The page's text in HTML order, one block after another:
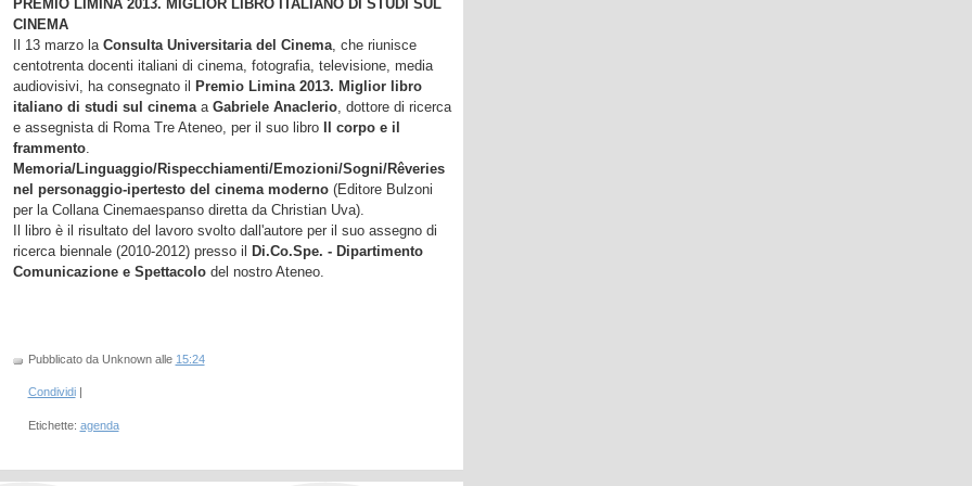
PREMIO LIMINA 2013. MIGLIOR LIBRO ITALIANO DI STUDI SUL
CINEMA
Il 13 marzo la Consulta Universitaria del Cinema, che riunisce
centotrenta docenti italiani di cinema, fotografia, televisione, media
audiovisivi, ha consegnato il Premio Limina 2013. Miglior libro
italiano di studi sul cinemaa Gabriele Anaclerio, dottore di ricerca
e assegnista di Roma Tre Ateneo, per il suo libro Il corpo e il
frammento.
Memoria/Linguaggio/Rispecchiamenti/Emozioni/Sogni/Rêveries
nel personaggio-ipertesto del cinema moderno(Editore Bulzoni
per la Collana Cinemaespanso diretta da Christian Uva).
Il libro è il risultato del lavoro svolto dall'autore per il suo assegno di
ricerca biennale (2010-2012) presso il Di.Co.Spe. - Dipartimento
Comunicazione e Spettacolo del nostro Ateneo.
Pubblicato da Unknown alle 15:24
Condividi |
Etichette: agenda